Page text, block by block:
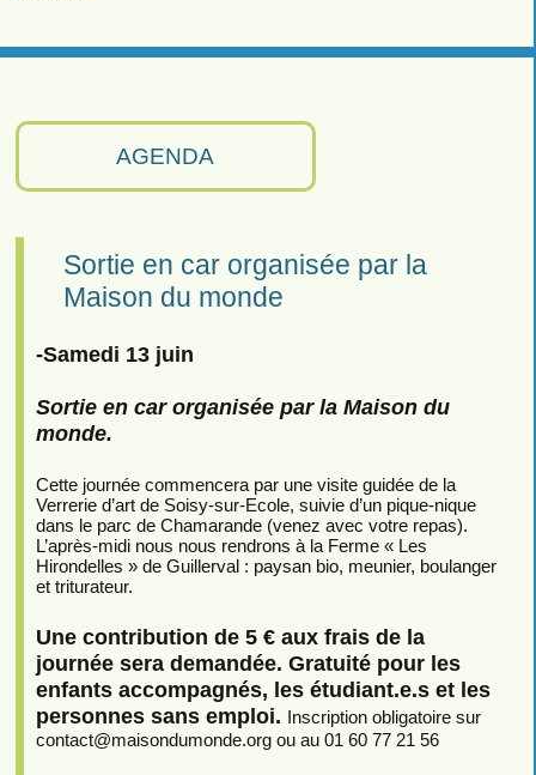
AGENDA
Sortie en car organisée par la
Maison du monde
-Samedi 13 juin
Sortie en car organisée par la Maison du
monde.
Cette journée commencera par une visite guidée de la
Verrerie d’art de Soisy-sur-Ecole, suivie d’un pique-nique
dans le parc de Chamarande (venez avec votre repas).
L’après-midi nous nous rendrons à la Ferme « Les
Hirondelles » de Guillerval : paysan bio, meunier, boulanger
et triturateur.
Une contribution de 5 € aux frais de la
journée sera demandée. Gratuité pour les
enfants accompagnés, les étudiant.e.s et les
personnes sans emploi. Inscription obligatoire sur
contact@maisondumonde.org ou au 01 60 77 21 56